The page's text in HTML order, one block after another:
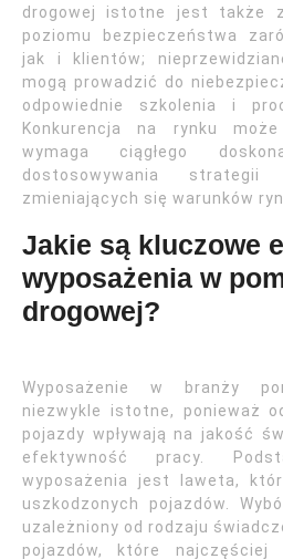
drogowej istotne jest także
poziomu bezpieczeństwa
jak i klientów;
mogą prowadzić do
odpowiednie szkolenia i
Konkurencja na rynku
wymaga ciągłego
dostosowywania strategii
zmieniających się warunków
Jakie są kluczowe
wyposażenia w
drogowej?
Wyposażenie w branży
niezwykle istotne, ponieważ
pojazdy wpływają na jakość
efektywność pracy.
wyposażenia jest laweta,
uszkodzonych pojazdów.
uzależniony od rodzaju
pojazdów, które najczęściej